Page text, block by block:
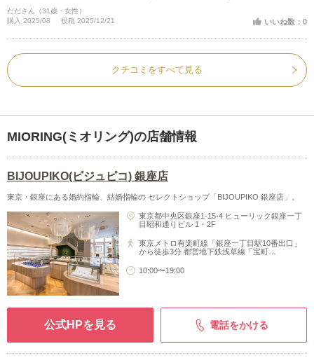
入しました。 結婚当初に購入した、イエローゴール
ドの指輪とも相性バッチリです。
だださん（31歳・女性）
購入 2025/08
投稿 2025/12/21 いいね数：0
クチコミをすべて見る
MIORING(ミオリング)の店舗情報
BIJOUPIKO(ビジュピコ) 銀座店
東京・銀座にある婚約指輪、結婚指輪の セレクトショップ「BIJOUPIKO 銀座店」。
東京都中央区銀座1-15-4 ヒューリック銀座一丁
目昭和通りビル 1・2F
東京メトロ有楽町線「銀座一丁目駅10番出口」
から徒歩3分 都営地下鉄浅草線「宝町…
10:00〜19:00
公式HPを見る 電話をかける